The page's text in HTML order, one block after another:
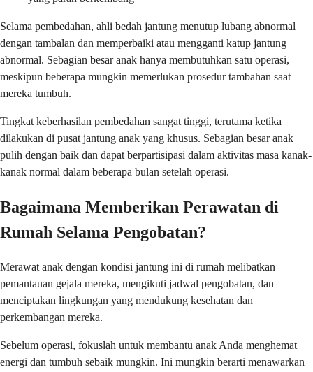
Selama pembedahan, ahli bedah jantung menutup lubang abnormal
dengan tambalan dan memperbaiki atau mengganti katup jantung
abnormal. Sebagian besar anak hanya membutuhkan satu operasi,
meskipun beberapa mungkin memerlukan prosedur tambahan saat
mereka tumbuh.
Tingkat keberhasilan pembedahan sangat tinggi, terutama ketika
dilakukan di pusat jantung anak yang khusus. Sebagian besar anak
pulih dengan baik dan dapat berpartisipasi dalam aktivitas masa kanak-
kanak normal dalam beberapa bulan setelah operasi.
Bagaimana Memberikan Perawatan di
Rumah Selama Pengobatan?
Merawat anak dengan kondisi jantung ini di rumah melibatkan
pemantauan gejala mereka, mengikuti jadwal pengobatan, dan
menciptakan lingkungan yang mendukung kesehatan dan
perkembangan mereka.
Sebelum operasi, fokuslah untuk membantu anak Anda menghemat
energi dan tumbuh sebaik mungkin. Ini mungkin berarti menawarkan